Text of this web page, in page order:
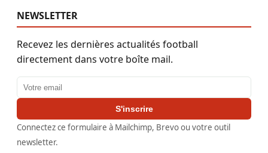
NEWSLETTER
Recevez les dernières actualités football
directement dans votre boîte mail.
Adresse email
S'inscrire
Connectez ce formulaire à Mailchimp, Brevo ou votre outil
newsletter.